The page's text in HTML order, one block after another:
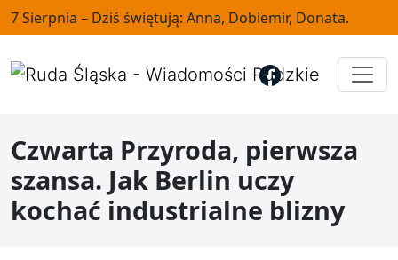
7 Sierpnia – Dziś świętują: Anna, Dobiemir, Donata.
Czwarta Przyroda, pierwsza
szansa. Jak Berlin uczy
kochać industrialne blizny